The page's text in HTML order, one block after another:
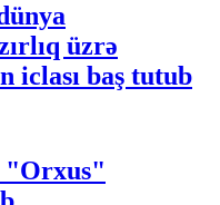
üzrə
iclası baş tutub
"Orxus"